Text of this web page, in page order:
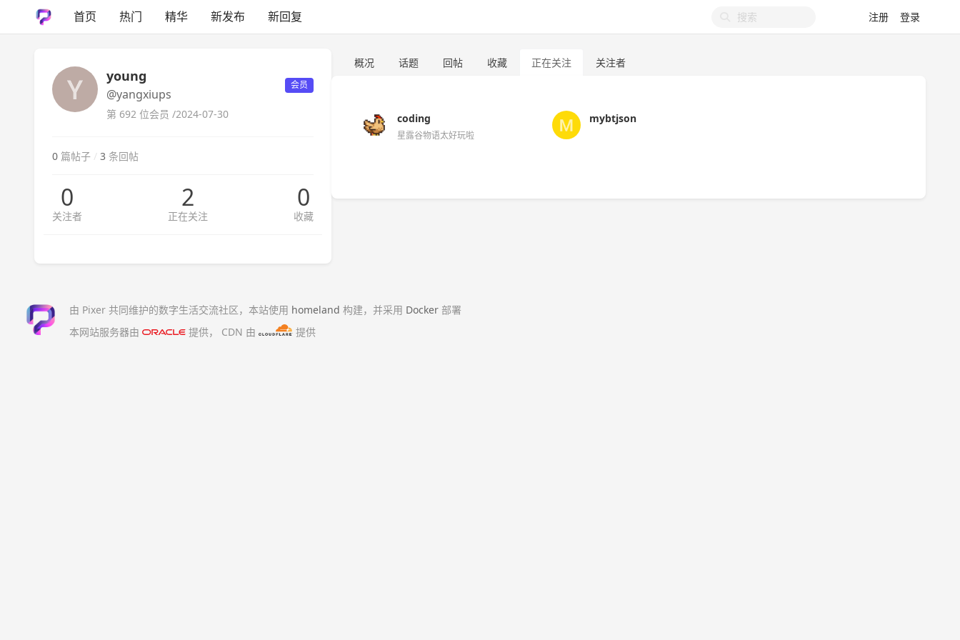
首页 热门 精华 新发布 新回复 注册 登录
young
@yangxiups
会员
第 692 位会员 /2024-07-30
0 篇帖子 / 3 条回帖
0
关注者
2
正在关注
0
收藏
概况 话题 回帖 收藏 正在关注 关注者
coding
星露谷物语太好玩啦
mybtjson
由 Pixer 共同维护的数字生活交流社区，本站使用 homeland 构建，并采用 Docker 部署
本网站服务器由
提供， CDN 由 提供